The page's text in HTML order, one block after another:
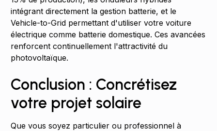
intégrant directement la gestion batterie, et le
Vehicle-to-Grid permettant d'utiliser votre voiture
électrique comme batterie domestique. Ces avancées
renforcent continuellement l'attractivité du
photovoltaïque.
Conclusion : Concrétisez
votre projet solaire
Que vous soyez particulier ou professionnel à